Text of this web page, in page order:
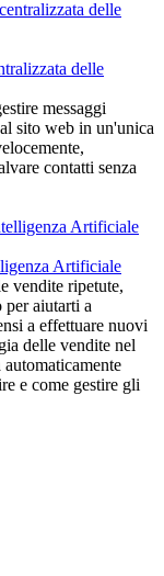
delle
messaggi
sito web in un'unica
contatti senza
Artificiale
vendite ripetute,
aiutarti a
a effettuare nuovi
delle vendite nel
e come gestire gli